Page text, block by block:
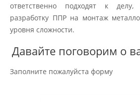
ответственно подходят к делу,
разработку ППР на монтаж
уровня сложности.
Давайте поговорим о
Заполните пожалуйста форму